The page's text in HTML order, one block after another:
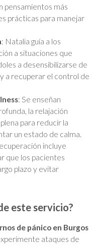
pensamientos más
prácticas para manejar
: Natalia guía a los
a situaciones que
a desensibilizarse de
a recuperar el control de
: Se enseñan
la relajación
para reducir la
un estado de calma.
incluye
que los pacientes
plazo y evitar
este servicio?
de pánico en Burgos
ataques de